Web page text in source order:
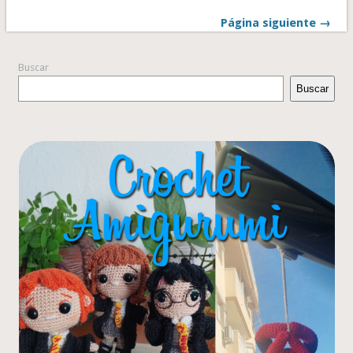
Página siguiente →
Buscar
Buscar